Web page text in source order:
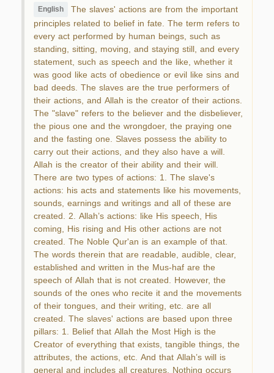
English The slaves' actions are from the important
principles related to belief in fate. The term refers to
every act performed by human beings, such as
standing, sitting, moving, and staying still, and every
statement, such as speech and the like, whether it
was good like acts of obedience or evil like sins and
bad deeds. The slaves are the true performers of
their actions, and Allah is the creator of their actions.
The "slave" refers to the believer and the disbeliever,
the pious one and the wrongdoer, the praying one
and the fasting one. Slaves possess the ability to
carry out their actions, and they also have a will.
Allah is the creator of their ability and their will.
There are two types of actions: 1. The slave's
actions: his acts and statements like his movements,
sounds, earnings and writings and all of these are
created. 2. Allah’s actions: like His speech, His
coming, His rising and His other actions are not
created. The Noble Qur'an is an example of that.
The words therein that are readable, audible, clear,
established and written in the Mus-haf are the
speech of Allah that is not created. However, the
sounds of the ones who recite it and the movements
of their tongues, and their writing, etc. are all
created. The slaves' actions are based upon three
pillars: 1. Belief that Allah the Most High is the
Creator of everything that exists, tangible things, the
attributes, the actions, etc. And that Allah’s will is